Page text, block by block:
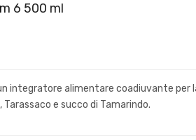
6 500 ml
integratore alimentare coadiuvante per
e succo di Tamarindo.